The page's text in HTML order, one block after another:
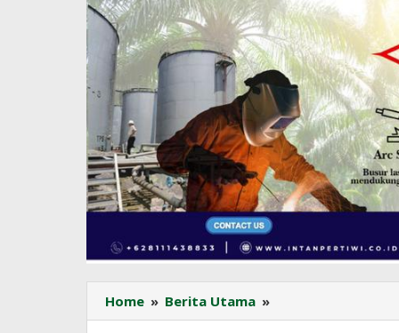
Home » Berita Utama »
Gaungkan